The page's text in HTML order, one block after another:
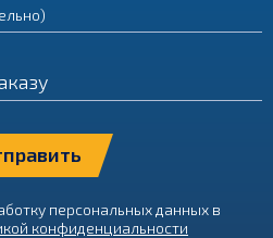
персональных данных в
конфиденциальности